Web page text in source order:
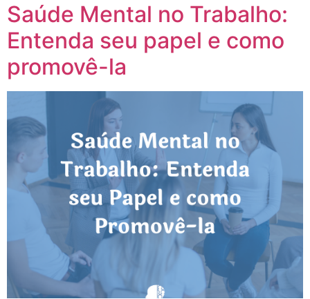
Saúde Mental no Trabalho:
Entenda seu papel e como
promovê-la